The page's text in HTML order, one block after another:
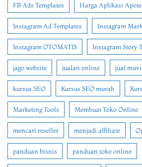
FB Ads Templates Harga Aplikasi
Instagram Ad Templates Instagram
Instagram OTOMATIS Instagram Story
jago website jualan online jual
kursus SEO Kursus SEO murah
Marketing Tools Membuat Toko Online
mencari reseller menjadi affiliate
panduan bisnis panduan toko online